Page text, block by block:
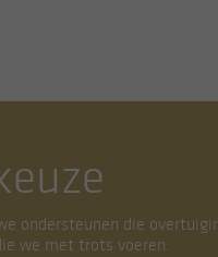
ondersteunen die
we met trots voeren.